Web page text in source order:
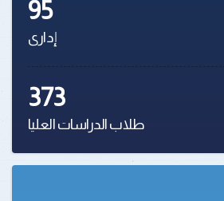
95
إدارى
373
طلاب الدراسات العليا